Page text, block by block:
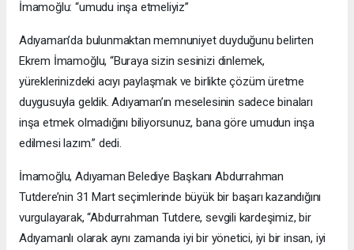
İmamoğlu: “umudu inşa etmeliyiz”
Adıyaman’da bulunmaktan memnuniyet duyduğunu belirten
Ekrem İmamoğlu, “Buraya sizin sesinizi dinlemek,
yüreklerinizdeki acıyı paylaşmak ve birlikte çözüm üretme
duygusuyla geldik. Adıyaman’ın meselesinin sadece binaları
inşa etmek olmadığını biliyorsunuz, bana göre umudun inşa
edilmesi lazım.” dedi.
İmamoğlu, Adıyaman Belediye Başkanı Abdurrahman
Tutdere’nin 31 Mart seçimlerinde büyük bir başarı kazandığını
vurgulayarak, “Abdurrahman Tutdere, sevgili kardeşimiz, bir
Adıyamanlı olarak aynı zamanda iyi bir yönetici, iyi bir insan, iyi